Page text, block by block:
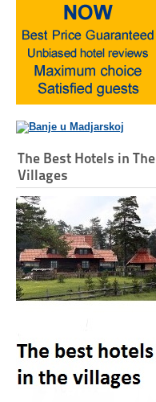
The Best Hotels in The
Villages